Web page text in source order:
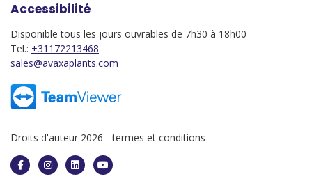
Accessibilité
Disponible tous les jours ouvrables de 7h30 à 18h00
Tel.: +31172213468
sales@avaxaplants.com
Droits d'auteur 2026 -termes et conditions